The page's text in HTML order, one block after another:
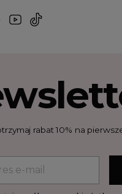
rabat 10% na